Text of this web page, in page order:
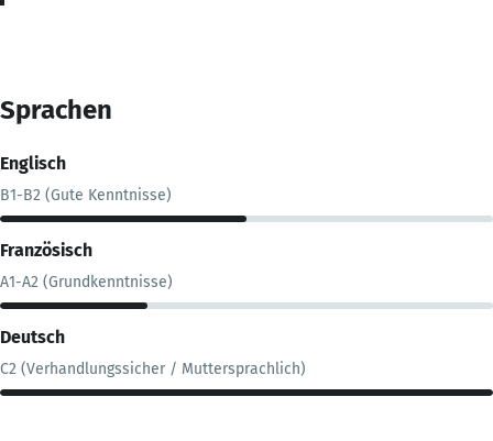
Sprachen
Englisch
B1-B2 (Gute Kenntnisse)
Französisch
A1-A2 (Grundkenntnisse)
Deutsch
C2 (Verhandlungssicher / Muttersprachlich)